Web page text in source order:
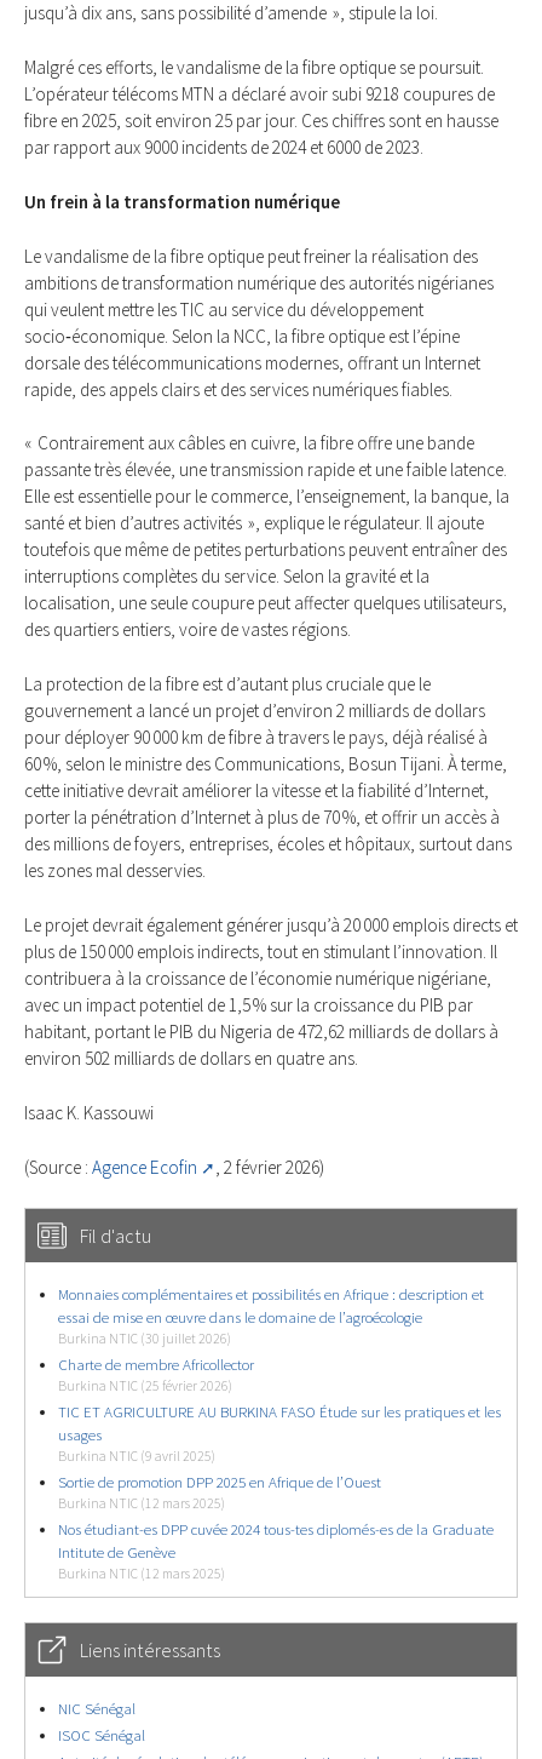
jusqu’à dix ans, sans possibilité d’amende », stipule la loi.
Malgré ces efforts, le vandalisme de la fibre optique se poursuit.
L’opérateur télécoms MTN a déclaré avoir subi 9218 coupures de
fibre en 2025, soit environ 25 par jour. Ces chiffres sont en hausse
par rapport aux 9000 incidents de 2024 et 6000 de 2023.
Un frein à la transformation numérique
Le vandalisme de la fibre optique peut freiner la réalisation des
ambitions de transformation numérique des autorités nigérianes
qui veulent mettre les TIC au service du développement
socio‑économique. Selon la NCC, la fibre optique est l’épine
dorsale des télécommunications modernes, offrant un Internet
rapide, des appels clairs et des services numériques fiables.
« Contrairement aux câbles en cuivre, la fibre offre une bande
passante très élevée, une transmission rapide et une faible latence.
Elle est essentielle pour le commerce, l’enseignement, la banque, la
santé et bien d’autres activités », explique le régulateur. Il ajoute
toutefois que même de petites perturbations peuvent entraîner des
interruptions complètes du service. Selon la gravité et la
localisation, une seule coupure peut affecter quelques utilisateurs,
des quartiers entiers, voire de vastes régions.
La protection de la fibre est d’autant plus cruciale que le
gouvernement a lancé un projet d’environ 2 milliards de dollars
pour déployer 90 000 km de fibre à travers le pays, déjà réalisé à
60 %, selon le ministre des Communications, Bosun Tijani. À terme,
cette initiative devrait améliorer la vitesse et la fiabilité d’Internet,
porter la pénétration d’Internet à plus de 70 %, et offrir un accès à
des millions de foyers, entreprises, écoles et hôpitaux, surtout dans
les zones mal desservies.
Le projet devrait également générer jusqu’à 20 000 emplois directs et
plus de 150 000 emplois indirects, tout en stimulant l’innovation. Il
contribuera à la croissance de l’économie numérique nigériane,
avec un impact potentiel de 1,5 % sur la croissance du PIB par
habitant, portant le PIB du Nigeria de 472,62 milliards de dollars à
environ 502 milliards de dollars en quatre ans.
Isaac K. Kassouwi
(Source : Agence Ecofin , 2 février 2026)
Fil d'actu
Monnaies complémentaires et possibilités en Afrique : description et
essai de mise en œuvre dans le domaine de l’agroécologie
Burkina NTIC (30 juillet 2026)
Charte de membre Africollector
Burkina NTIC (25 février 2026)
TIC ET AGRICULTURE AU BURKINA FASO Étude sur les pratiques et les
usages
Burkina NTIC (9 avril 2025)
Sortie de promotion DPP 2025 en Afrique de l’Ouest
Burkina NTIC (12 mars 2025)
Nos étudiant-es DPP cuvée 2024 tous-tes diplomés-es de la Graduate
Intitute de Genève
Burkina NTIC (12 mars 2025)
Liens intéressants
NIC Sénégal
ISOC Sénégal